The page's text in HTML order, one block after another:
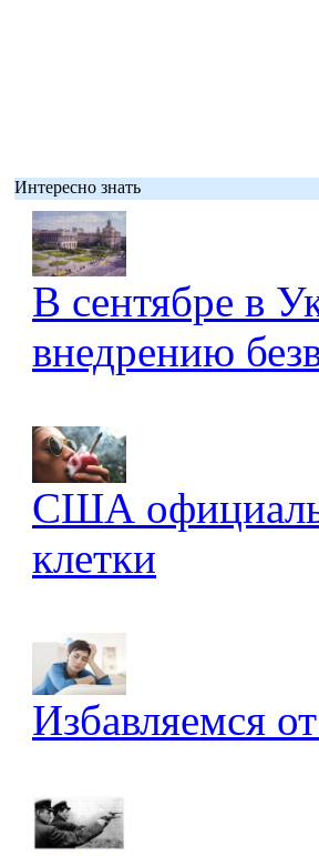
Интересно знать
В сентябре в
внедрению
США
клетки
Избавляемся